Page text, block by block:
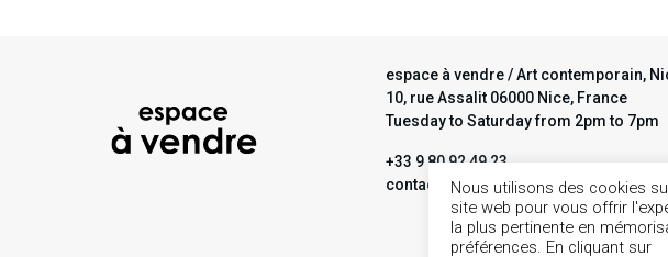
espace à vendre / Art contemporain,
10, rue Assalit 06000 Nice, France
Tuesday to Saturday from 2pm to 7pm
+33 9 80 92 49 23
contact@espace-avendre.com
Nous utilisons des cookies
site web pour vous offrir
la plus pertinente en
préférences. En cliquant sur